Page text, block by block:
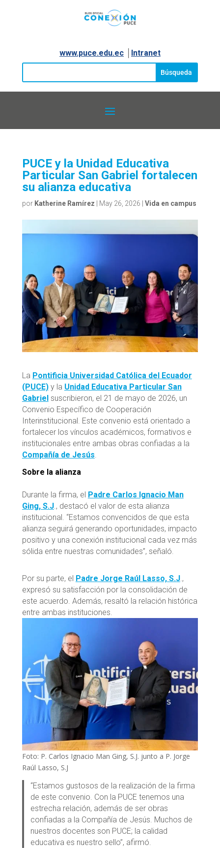
www.puce.edu.ec│ Intranet
PUCE y la Unidad Educativa
Particular San Gabriel fortalecen
su alianza educativa
por Katherine Ramírez May 26, 2026 Vida en campus
La Pontificia Universidad Católica del Ecuador
(PUCE)y la Unidad Educativa Particular San
Gabriel suscribieron, el 21 de mayo de 2026, un
Convenio Específico de Cooperación
Interinstitucional. Este convenio está orientado a
fortalecer los vínculos académicos, formativos e
institucionales entre ambas obras confiadas a la
Compañía de Jesús.
Sobre la alianza
Durante la firma, el Padre Carlos Ignacio Man
Ging, S.J., destacó el valor de esta alianza
institucional. “Estamos convencidos de que esta
alianza seguirá generando oportunidades, impacto
positivo y una conexión institucional cada vez más
sólida entre nuestras comunidades”, señaló.
Por su parte, el Padre Jorge Raúl Lasso, S.J.,
expresó su satisfacción por la consolidación de
este acuerdo. Además, resaltó la relación histórica
entre ambas instituciones.
Foto: P. Carlos Ignacio Man Ging, S.J. junto a P. Jorge
Raúl Lasso, S.J
“Estamos gustosos de la realización de la firma
de este convenio. Con la PUCE tenemos una
estrecha relación, además de ser obras
confiadas a la Compañía de Jesús. Muchos de
nuestros docentes son PUCE; la calidad
educativa es nuestro sello”, afirmó.